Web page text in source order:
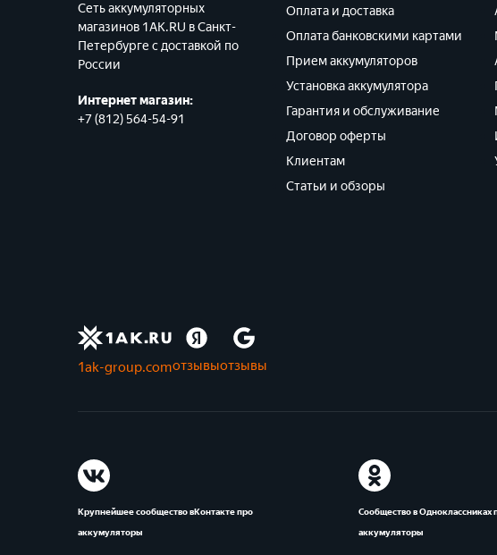
Сеть аккумуляторных
магазинов 1AK.RU в Санкт-
Петербурге с доставкой по
России
Интернет магазин:
+7 (812) 564-54-91
Оплата и доставка
Оплата банковскими картами
Прием аккумуляторов
Установка аккумулятора
Гарантия и обслуживание
Договор оферты
Клиентам
Статьи и обзоры
1ak-group.comотзывыотзывы
Крупнейшее сообщество вКонтакте про
аккумуляторы
Сообщество в Одноклассниках
аккумуляторы